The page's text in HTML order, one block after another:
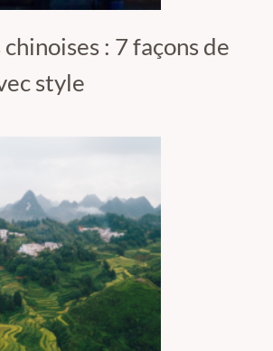
: 7 façons de
style